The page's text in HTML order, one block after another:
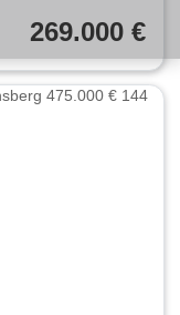
269.000 €